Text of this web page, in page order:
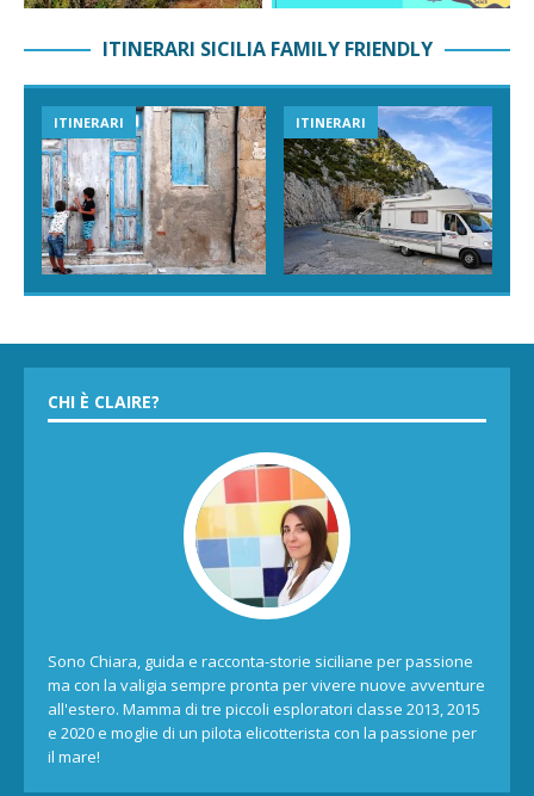
ITINERARI SICILIA FAMILY FRIENDLY
ITINERARI ITINERARI
CHI È CLAIRE?
Sono Chiara, guida e racconta-storie siciliane per passione
ma con la valigia sempre pronta per vivere nuove avventure
all'estero. Mamma di tre piccoli esploratori classe 2013, 2015
e 2020 e moglie di un pilota elicotterista con la passione per
il mare!